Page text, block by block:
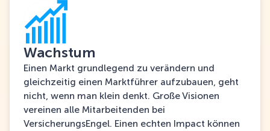
Wachstum
Einen Markt grundlegend zu verändern und
gleichzeitig einen Marktführer aufzubauen, geht
nicht, wenn man klein denkt. Große Visionen
vereinen alle Mitarbeitenden bei
VersicherungsEngel. Einen echten Impact können